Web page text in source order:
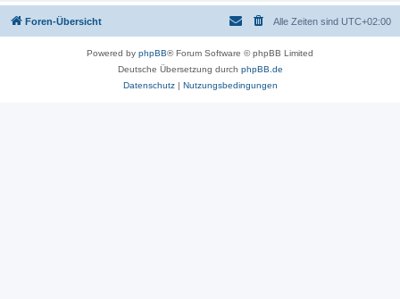
Foren-Übersicht Alle Zeiten sind UTC+02:00
Powered by phpBB® Forum Software © phpBB Limited
Deutsche Übersetzung durch phpBB.de
Datenschutz| Nutzungsbedingungen